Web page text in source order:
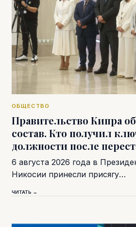
ОБЩЕСТВО
Правительство Кипра
состав. Кто получил
должности после
6 августа 2026 года в
Никосии принесли присягу…
ЧИТАТЬ →